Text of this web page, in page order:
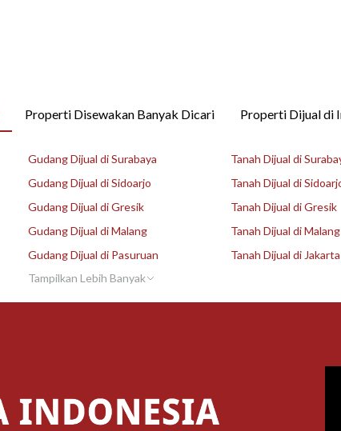
Properti Disewakan Banyak Dicari Properti Dijual di
Gudang Dijual di Surabaya
Gudang Dijual di Sidoarjo
Gudang Dijual di Gresik
Gudang Dijual di Malang
Gudang Dijual di Pasuruan
Tampilkan Lebih Banyak
Tanah Dijual di
Tanah Dijual di
Tanah Dijual di Gresik
Tanah Dijual di Malang
Tanah Dijual di Jakarta